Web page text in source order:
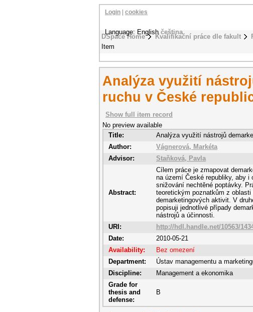
DSpace Home Kvalifikační práce dle fakult
Item
Login cookies
Language: Englishčeština
Analýza využití
ruchu v České
Show full item record
No preview available
Title:
Analýza využití nástrojů
Author:
Vágnerová, Markéta
Advisor:
Staňková, Pavla
Abstract:
Cílem práce je zmapovat
na území České republiky, aby
snižování nechtěné poptávky.
teoretickým poznatkům z
demarketingových aktivit. V
popisuji jednotlivé případy
nástrojů a účinnosti.
URI:
http://hdl.handle.net/10563/
Date:
2010-05-21
Availability:
Bez omezení
Department:
Ústav managementu a
Discipline:
Management a ekonomika
Grade for
thesis and
defense:
B